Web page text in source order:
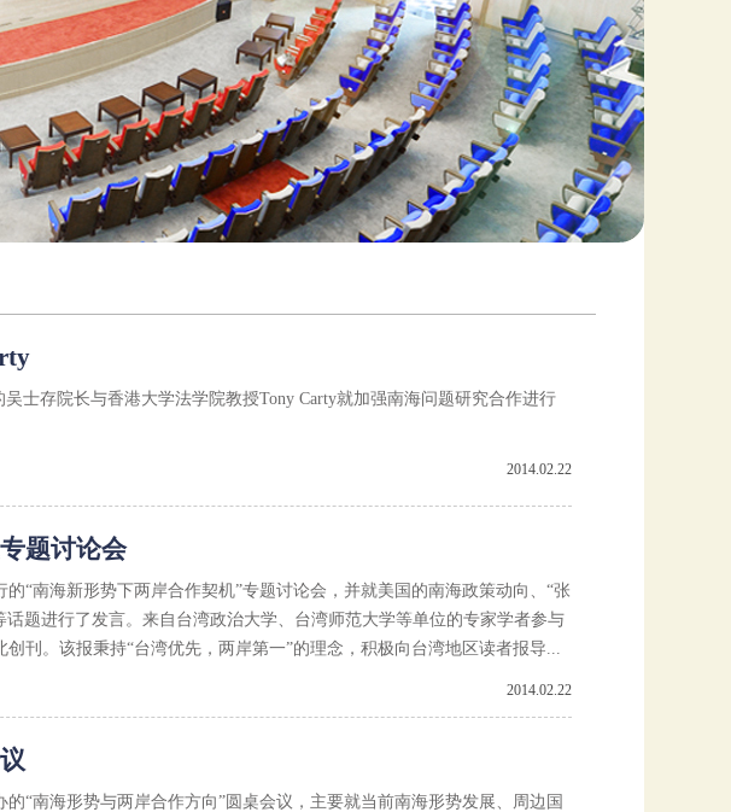
士存院长与香港大学法学院教授Tony Carty就加强南海问题研究合作进行
2014.02.22
题讨论会
“南海新形势下两岸合作契机”专题讨论会，并就美国的南海政策动向、“张
题进行了发言。来自台湾政治大学、台湾师范大学等单位的专家学者参与
刊。该报秉持“台湾优先，两岸第一”的理念，积极向台湾地区读者报导...
2014.02.22
“南海形势与两岸合作方向”圆桌会议，主要就当前南海形势发展、周边国